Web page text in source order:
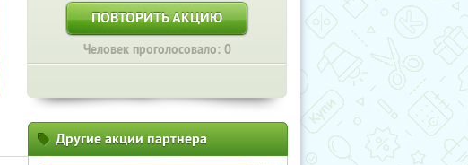
ПОВТОРИТЬ АКЦИЮ
Человек проголосовало: 0
Другие акции партнера